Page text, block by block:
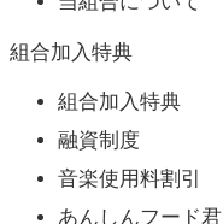
組合加入特典
組合加入特典
融資制度
音楽使用料割引
あんしんフード君